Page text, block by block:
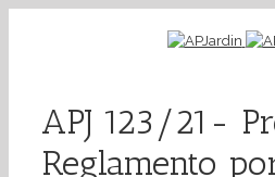
APJ 123/21-
Reglamento